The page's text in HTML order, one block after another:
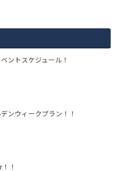
ントスケジュール！
ンウィークプラン！！
！